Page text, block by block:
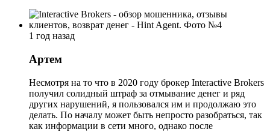
1 год назад
Артем
Несмотря на то что в 2020 году брокер Interactive Brokers
получил солидный штраф за отмывание денег и ряд
других нарушений, я пользовался им и продолжаю это
делать. По началу может быть непросто разобраться, так
как информации в сети много, однако после